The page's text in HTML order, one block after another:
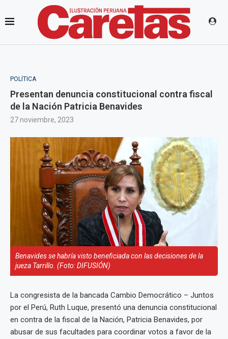
POLÍTICA
Presentan denuncia constitucional contra fiscal
de la Nación Patricia Benavides
27 noviembre, 2023
Benavides se habría visto beneficiada con las decisiones de la
jueza Tarrillo. (Foto: DIFUSIÓN)
La congresista de la bancada Cambio Democrático – Juntos
por el Perú, Ruth Luque, presentó una denuncia constitucional
en contra de la fiscal de la Nación, Patricia Benavides, por
abusar de sus facultades para coordinar votos a favor de la